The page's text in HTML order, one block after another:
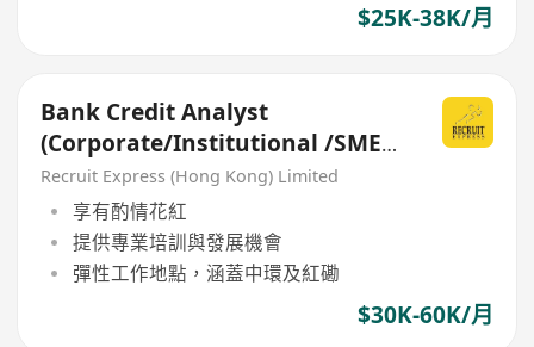
$25K-38K/月
Bank Credit Analyst
(Corporate/Institutional /SME
/Asset Management/Retail)
Recruit Express (Hong Kong) Limited
享有酌情花紅
提供專業培訓與發展機會
彈性工作地點，涵蓋中環及紅磡
$30K-60K/月